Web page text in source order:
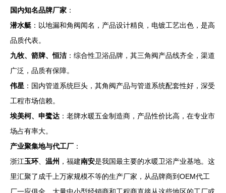
国内知名品牌厂家 ：
潜水艇 ：以地漏和角阀闻名，产品设计精良，电镀工艺出色，是高
品质代表。
九牧、箭牌、恒洁 ：综合性卫浴品牌，其三角阀产品线齐全，渠道
广泛，品质有保障。
伟星 ：国内管道系统巨头，其角阀产品与管道系统配套性好，深受
工程市场信赖。
埃美柯、申鹭达 ：老牌水暖五金制造商，产品性价比高，在专业市
场占有率大。
产业聚集地与代工厂 ：
浙江玉环、 温州 ，福建南安是我国最主要的水暖卫浴产业基地。这
里汇聚了成千上万家规模不等的生产厂家，从品牌商到OEM代工